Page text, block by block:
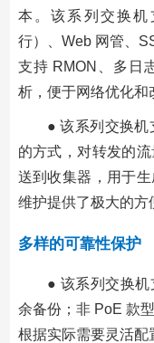
本。该系列交换机
行）、Web 网管、
支持 RMON、多日
析，便于网络优化和
● 该系列交换机
的方式，对转发的
送到收集器，用于
维护提供了极大的方
多样的可靠性保护
● 该系列交换
余备份；非 PoE 款
根据实际需要灵活配